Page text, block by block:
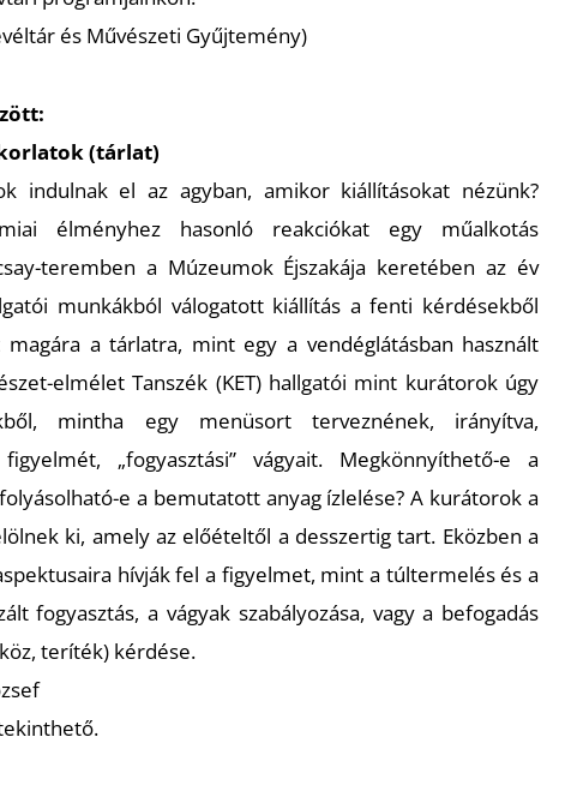
és Művészeti Gyűjtemény)
(tárlat)
indulnak el az agyban, amikor kiállításokat nézünk?
élményhez hasonló reakciókat egy műalkotás
teremben a Múzeumok Éjszakája keretében az év
munkákból válogatott kiállítás a fenti kérdésekből
a tárlatra, mint egy a vendéglátásban használt
elmélet Tanszék (KET) hallgatói mint kurátorok úgy
mintha egy menüsort terveznének, irányítva,
„fogyasztási” vágyait. Megkönnyíthető-e a
e a bemutatott anyag ízlelése? A kurátorok a
ki, amely az előételtől a desszertig tart. Eközben a
hívják fel a figyelmet, mint a túltermelés és a
fogyasztás, a vágyak szabályozása, vagy a befogadás
teríték) kérdése.